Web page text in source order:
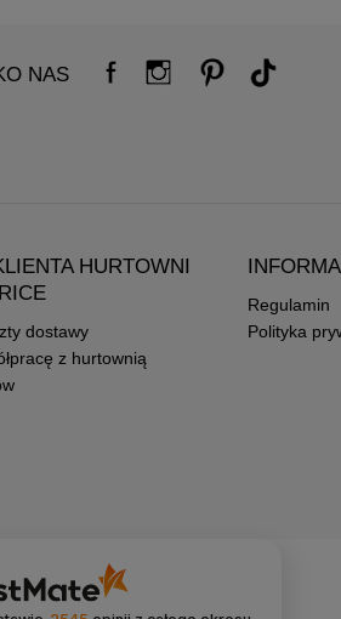
NAS
HURTOWNI
dostawy
z hurtownią
Regulamin
Polityka